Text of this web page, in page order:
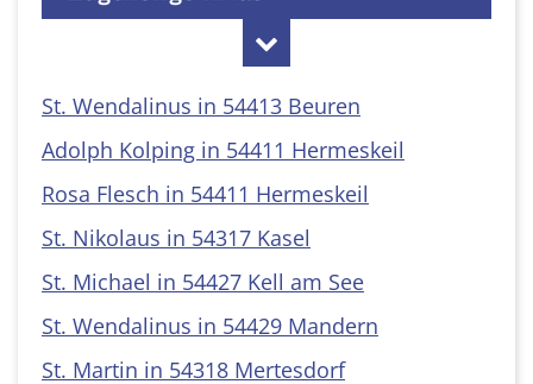
St. Wendalinus in 54413 Beuren
Adolph Kolping in 54411 Hermeskeil
Rosa Flesch in 54411 Hermeskeil
St. Nikolaus in 54317 Kasel
St. Michael in 54427 Kell am See
St. Wendalinus in 54429 Mandern
St. Martin in 54318 Mertesdorf